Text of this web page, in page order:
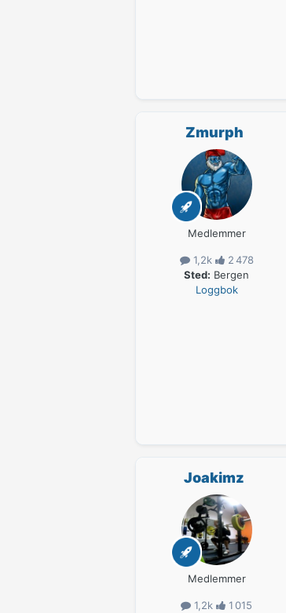
Zmurph
Medlemmer
1,2k
2 478
Sted: Bergen
Loggbok
Joakimz
Medlemmer
1,2k 1 015